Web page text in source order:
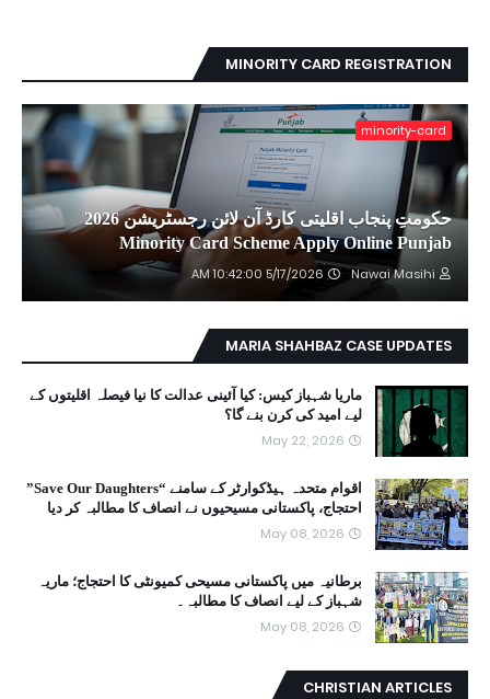
MINORITY CARD REGISTRATION
minority-card
حکومتِ پنجاب اقلیتی کارڈ آن لائن رجسٹریشن 2026
Minority Card Scheme Apply Online Punjab
Nawai Masihi
5/17/2026 10:42:00 AM
MARIA SHAHBAZ CASE UPDATES
ماریا شہباز کیس: کیا آئینی عدالت کا نیا فیصلہ اقلیتوں کے
لیے امید کی کرن بنے گا؟
May 22, 2026
اقوام متحدہ ہیڈکوارٹر کے سامنے “Save Our Daughters”
احتجاج، پاکستانی مسیحیوں نے انصاف کا مطالبہ کر دیا
May 08, 2026
برطانیہ میں پاکستانی مسیحی کمیونٹی کا احتجاج؛ ماریہ
شہباز کے لیے انصاف کا مطالبہ۔
May 08, 2026
CHRISTIAN ARTICLES